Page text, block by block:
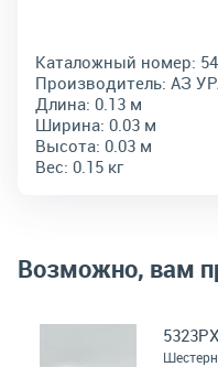
Каталожный номер:
Производитель: АЗ
Длина: 0.13 м
Ширина: 0.03 м
Высота: 0.03 м
Вес: 0.15 кг
Возможно, вам